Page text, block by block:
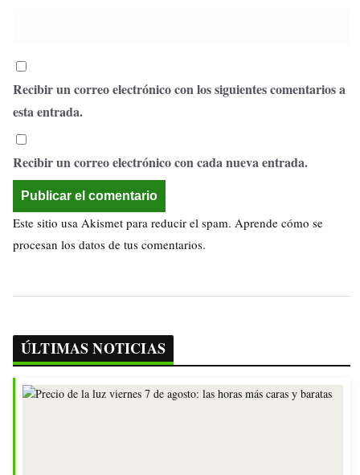
Recibir un correo electrónico con los siguientes comentarios a
esta entrada.
Recibir un correo electrónico con cada nueva entrada.
Este sitio usa Akismet para reducir el spam. Aprende cómo se
procesan los datos de tus comentarios.
ÚLTIMAS NOTICIAS